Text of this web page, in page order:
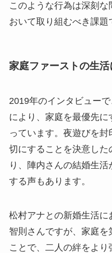
このような行為は深刻
おいて取り組むべき課題
家庭ファーストの生活
2019年のインタビュー
により、家庭を最優先
っています。夜遊びを
切にすることを決意した
り、陣内さんの結婚生
する声もあります。
松村アナとの新婚生活
智則さんですが、家庭
ことで、二人の絆をよ